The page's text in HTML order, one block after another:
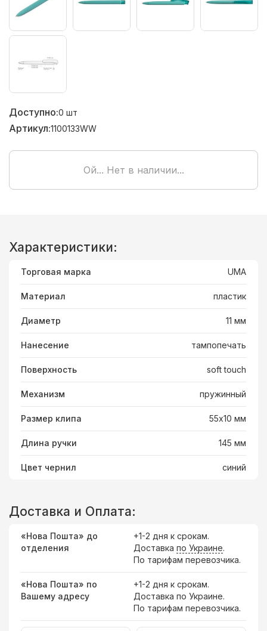
Доступно:0 шт
Артикул:1100133WW
Ой... Нет в наличии...
Характеристики:
Торговая марка UMA
Материал пластик
Диаметр 11 мм
Нанесение тампопечать
Поверхность soft touch
Механизм пружинный
Размер клипа 55х10 мм
Длина ручки 145 мм
Цвет чернил синий
Доставка и Оплата:
«Нова Пошта» до
отделения
+1-2 дня к срокам.
Доставка по Украине.
По тарифам перевозчика.
«Нова Пошта» по
Вашему адресу
+1-2 дня к срокам.
Доставка по Украине.
По тарифам перевозчика.